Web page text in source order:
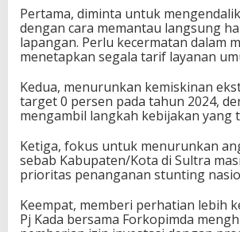
Pertama, diminta untuk
dengan cara memantau langsung
lapangan. Perlu kecermatan dalam
menetapkan segala tarif layanan
Kedua, menurunkan kemiskinan
target 0 persen pada tahun 2024,
mengambil langkah kebijakan yang
Ketiga, fokus untuk menurunkan
sebab Kabupaten/Kota di Sultra
prioritas penanganan stunting
Keempat, memberi perhatian lebih
Pj Kada bersama Forkopimda